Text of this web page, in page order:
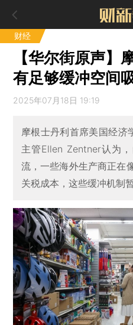
财经
【华尔街原声】
有足够缓冲空间
2025年07月18日 19:19
摩根士丹利首席美国经济
主管Ellen Zentner认为
流，一些海外生产商正在
关税成本，这些缓冲机制